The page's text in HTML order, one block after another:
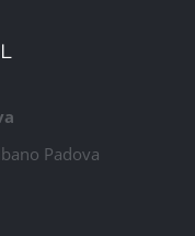
Padova